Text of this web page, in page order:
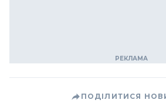
ПОДІЛИТИСЯ